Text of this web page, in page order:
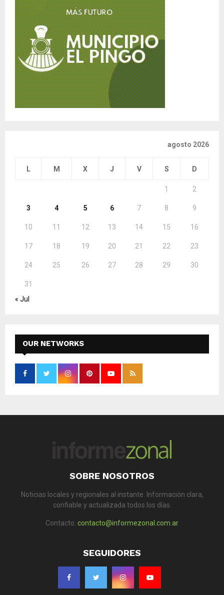
agosto 2026
L M X J V S D
1 2
3 4 5 6 7 8 9
10 11 12 13 14 15 16
17 18 19 20 21 22 23
24 25 26 27 28 29 30
31
« Jul
OUR NETWORKS
SOBRE NOSOTROS
Noticias locales y regionales al instante. Información clara,
confiable y actualizada todos los días.
Contacto: contacto@informezonal.com.ar
SEGUIDORES